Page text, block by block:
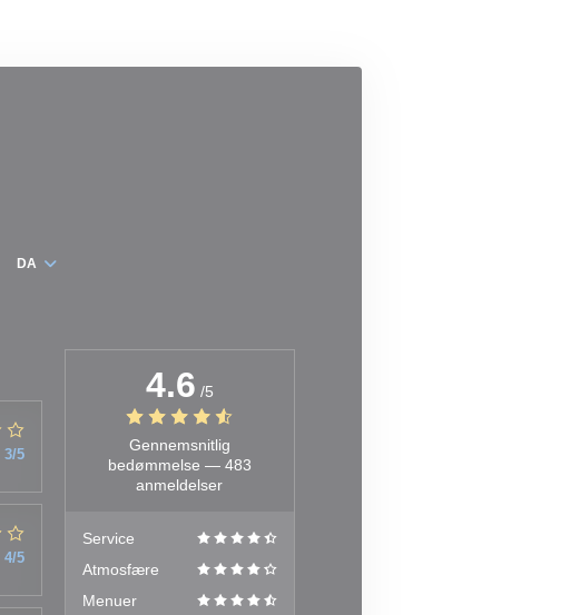
DA
3/5
4/5
4.6 /5
Gennemsnitlig
bedømmelse — 483
anmeldelser
Service
Atmosfære
Menuer